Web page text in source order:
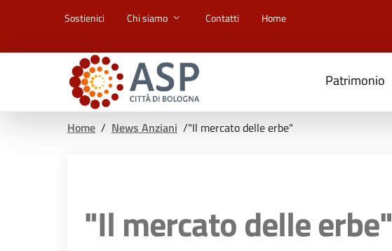
Sostienici Chi siamo Contatti Home
Patrimonio
Home / News Anziani /"Il mercato delle erbe"
"Il mercato delle erbe"